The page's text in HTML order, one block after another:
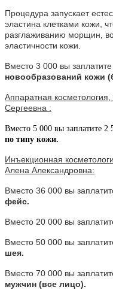
Процедура запускает
эластина клетками кожи,
разглаживанию морщин,
эластичности кожи.
Вместо 3 000 вы
новообразований кожи
Аппаратная
Сергеевна :
Вместо 5 000 вы заплатите 2
по типу кожи.
Инъекционная
Алена Александровна:
Вместо 36 000 вы
фейс.
Вместо 20 000 вы
Вместо 50 000 вы
шея.
Вместо 70 000 вы
мужчин (все лицо).